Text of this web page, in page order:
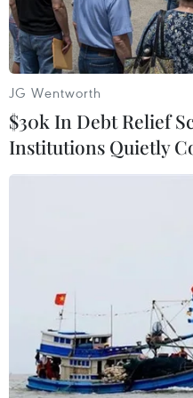
phán hòa bình với đại diện
Doha, Qatar ngày 12/
Trong bối cảnh bạo
Afghanistan và lực
JG Wentworth
$30k In Debt Relief
Institutions Quietly